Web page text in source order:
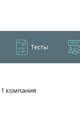
Тесты
​1 компания